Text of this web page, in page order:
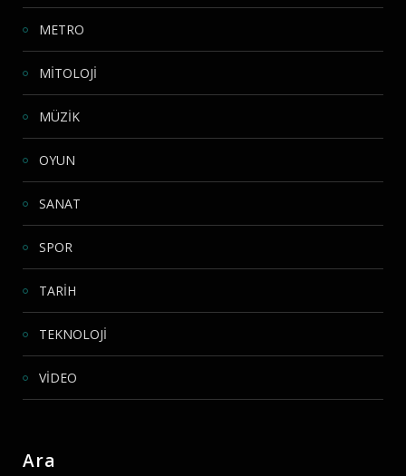
METRO
MİTOLOJİ
MÜZİK
OYUN
SANAT
SPOR
TARİH
TEKNOLOJİ
VİDEO
Ara